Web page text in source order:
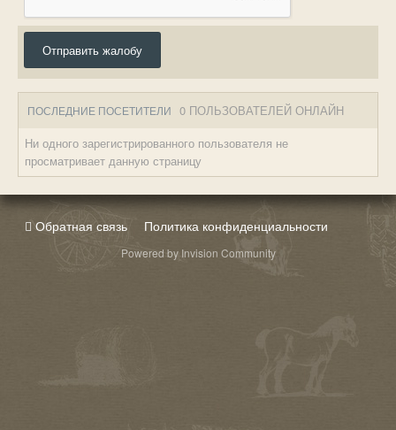
Отправить жалобу
ПОСЛЕДНИЕ ПОСЕТИТЕЛИ 0 ПОЛЬЗОВАТЕЛЕЙ ОНЛАЙН
Ни одного зарегистрированного пользователя не
просматривает данную страницу
Обратная связь Политика конфиденциальности
Powered by Invision Community